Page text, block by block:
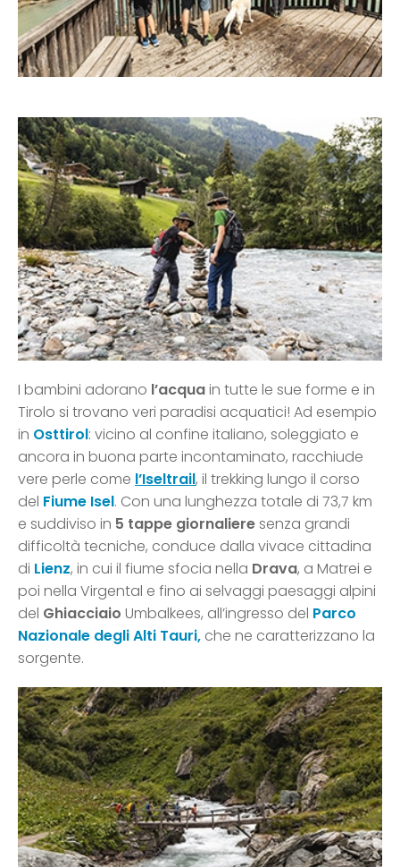
I bambini adorano l’acquain tutte le sue forme e in
Tirolo si trovano veri paradisi acquatici! Ad esempio
in Osttirol: vicino al confine italiano, soleggiato e
ancora in buona parte incontaminato, racchiude
vere perle come l’Iseltrail, il trekking lungo il corso
del Fiume Isel. Con una lunghezza totale di 73,7 km
e suddiviso in 5 tappe giornalieresenza grandi
difficoltà tecniche, conduce dalla vivace cittadina
di Lienz, in cui il fiume sfocia nella Drava, a Matrei e
poi nella Virgental e fino ai selvaggi paesaggi alpini
del Ghiacciaio Umbalkees, all’ingresso del Parco
Nazionale degli Alti Tauri, che ne caratterizzano la
sorgente.